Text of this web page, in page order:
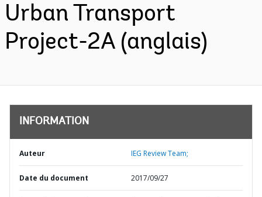
Urban Transport
Project-2A (anglais)
INFORMATION
Auteur IEG Review Team;
Date du document 2017/09/27